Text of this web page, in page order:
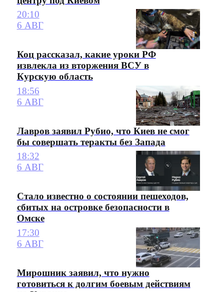
20:10
6 АВГ
Коц рассказал, какие уроки РФ
извлекла из вторжения ВСУ в
Курскую область
18:56
6 АВГ
Лавров заявил Рубио, что Киев не смог
бы совершать теракты без Запада
18:32
6 АВГ
Стало известно о состоянии пешеходов,
сбитых на островке безопасности в
Омске
17:30
6 АВГ
Мирошник заявил, что нужно
готовиться к долгим боевым действиям